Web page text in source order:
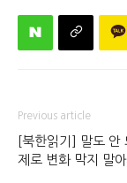
Previous article
[북한읽기] 말도 안
제로 변화 막지 말